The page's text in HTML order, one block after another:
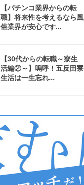
【パチンコ業界からの転
職】将来性を考えるなら風
俗業界が安心です...
【30代からの転職～寮生
活編②～】嗚呼！五反田寮
生活は一生忘れ...